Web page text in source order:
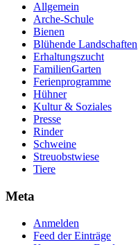
Allgemein
Arche-Schule
Bienen
Blühende Landschaften
Erhaltungszucht
FamilienGarten
Ferienprogramme
Hühner
Kultur & Soziales
Presse
Rinder
Schweine
Streuobstwiese
Tiere
Meta
Anmelden
Feed der Einträge